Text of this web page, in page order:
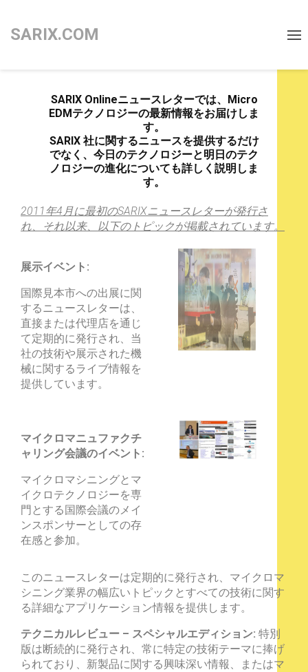
SARIX.COM
Machining
SARIX Onlineニュースレターでは、Micro
EDMテクノロジーの最新情報をお届けしま
す。
SARIX社に関するニュースを提供するだけ
でなく、今日のテクノロジーと明日のテク
ノロジーの進化についても詳しく説明しま
す。
2011年4月に最初のSARIXニュースレターが発行さ
れ、それ以来、以下のトピックが掲載されています。
展示イベント:
国際見本市への出展に関
するニュースレターは、
直接または代理店を通じ
て定期的に発行され、当
社の技術や展示された機
械に関するライブ情報を
提供しています。
マイクロマニュファクチ
ャリング会議のイベント:
マイクロマシニングとマ
イクロテクノロジーを専
門とする国際会議のメイ
ンスポンサーとしての存
在感と参加。
このニュースレターは定期的に発行され、マイクロマ
シニング業界の幅広いトピックとすべての技術に関す
る詳細なアプリケーション情報を提供します。
テクニカルレビュー – スペシャルエディション: 特別
版は断続的に発行され、常に特定の技術テーマに捧げ
られており、新製品に関する興味深い情報、またはマ